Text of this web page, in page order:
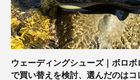
ウェーディングシューズ｜ボロ
で買い替えを検討、選んだのはコ